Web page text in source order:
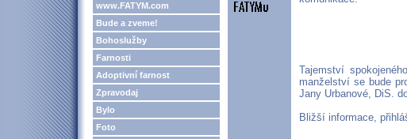
www.FATYM.com
Bude a zveme!
Bohoslužby
Farnosti
Adoptivní farnost
Zpravodaj
Bylo
Foto
Tajemství
manželství se bude
Jany Urbanové, DiS.
Bližší informace,